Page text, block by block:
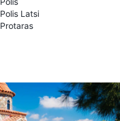
Polis Latsi
Protaras